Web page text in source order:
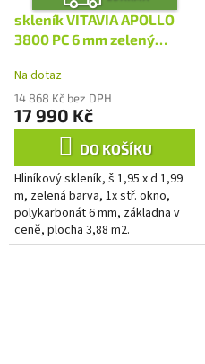
D
A
R
M
skleník VITAVIA APOLLO
3800 PC 6 mm zelený
Na dotaz
14 868 Kč bez DPH
17 990 Kč
DO KOŠÍKU
Hliníkový skleník, š 1,95 x d 1,99
m, zelená barva, 1x stř. okno,
polykarbonát 6 mm, základna v
ceně, plocha 3,88 m2.